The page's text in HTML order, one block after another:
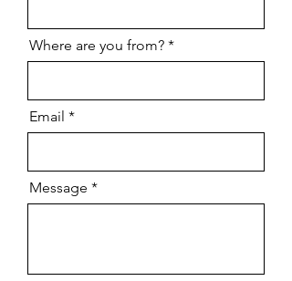
Where are you from?
Email
Message